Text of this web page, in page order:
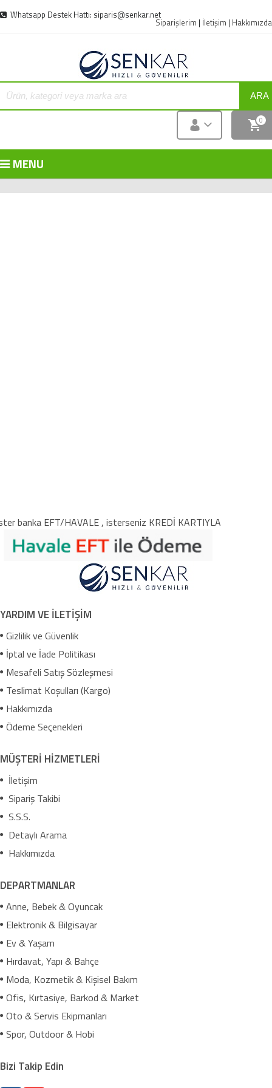
Whatsapp Destek Hattı: siparis@senkar.net
Siparişlerim | İletişim | Hakkımızda
ARA
0
MENU
banka EFT/HAVALE , isterseniz KREDİ KARTIYLA
YARDIM VE İLETİŞİM
Gizlilik ve Güvenlik
İptal ve İade Politikası
Mesafeli Satış Sözleşmesi
Teslimat Koşulları (Kargo)
Hakkımızda
Ödeme Seçenekleri
MÜŞTERİ HİZMETLERİ
İletişim
Sipariş Takibi
S.S.S.
Detaylı Arama
Hakkımızda
DEPARTMANLAR
Anne, Bebek & Oyuncak
Elektronik & Bilgisayar
Ev & Yaşam
Hırdavat, Yapı & Bahçe
Moda, Kozmetik & Kişisel Bakım
Ofis, Kırtasiye, Barkod & Market
Oto & Servis Ekipmanları
Spor, Outdoor & Hobi
Bizi Takip Edin